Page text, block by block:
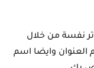
نفسة من خلال
العنوان وايضا اسم